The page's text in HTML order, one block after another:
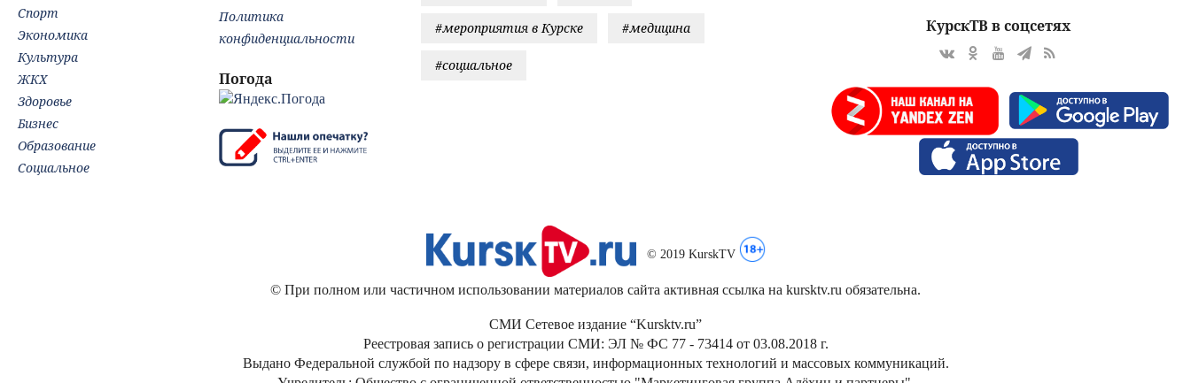
КурскТВ в соцсетях
#мероприятия в Курске #медицина
#социальное
Спорт
Экономика
Культура
ЖКХ
Здоровье
Бизнес
Образование
Социальное
Политика
конфиденциальности
Погода
© 2019 KurskTV
© При полном или частичном использовании материалов сайта активная ссылка на kursktv.ru обязательна.
СМИ Сетевое издание “Kursktv.ru”
Реестровая запись о регистрации СМИ: ЭЛ № ФС 77 - 73414 от 03.08.2018 г.
Выдано Федеральной службой по надзору в сфере связи, информационных технологий и массовых коммуникаций.